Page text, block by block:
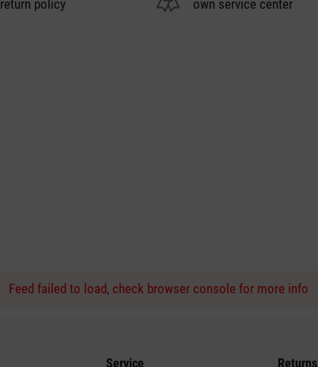
return policy
own service center
Feed failed to load, check browser console for more info
Service Returns